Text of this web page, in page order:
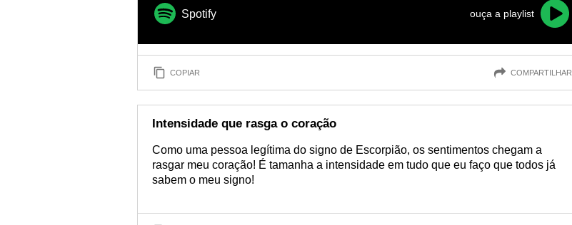
Spotify ouça a playlist
COPIAR COMPARTILHAR
Intensidade que rasga o coração
Como uma pessoa legítima do signo de Escorpião, os sentimentos chegam a
rasgar meu coração! É tamanha a intensidade em tudo que eu faço que todos já
sabem o meu signo!